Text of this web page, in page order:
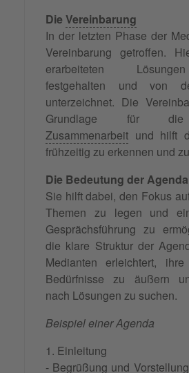
Die Vereinbarung
In der letzten Phase der
Vereinbarung getroffen.
erarbeiteten
festgehalten und von
unterzeichnet. Die
Grundlage für die
Zusammenarbeit und hilft
frühzeitig zu erkennen und
Die Bedeutung der Agenda
Sie hilft dabei, den Fokus
Themen zu legen und
Gesprächsführung zu
die klare Struktur der
Medianten erleichtert,
Bedürfnisse zu äußern
nach Lösungen zu suchen.
Beispiel einer Agenda
1. Einleitung
- Begrüßung und